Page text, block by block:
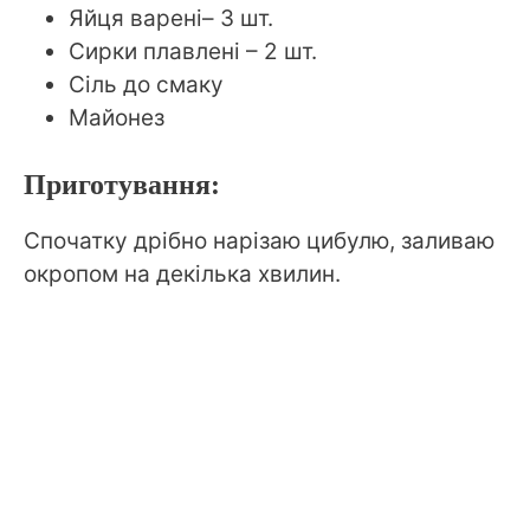
Яйця варені– 3 шт.
Сирки плавлені – 2 шт.
Сіль до смаку
Майонез
Приготування:
Спочатку дрібно нарізаю цибулю, заливаю
окропом на декілька хвилин.